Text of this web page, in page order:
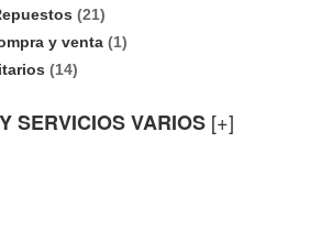
(21)
y venta (1)
(14)
SERVICIOS VARIOS [+]